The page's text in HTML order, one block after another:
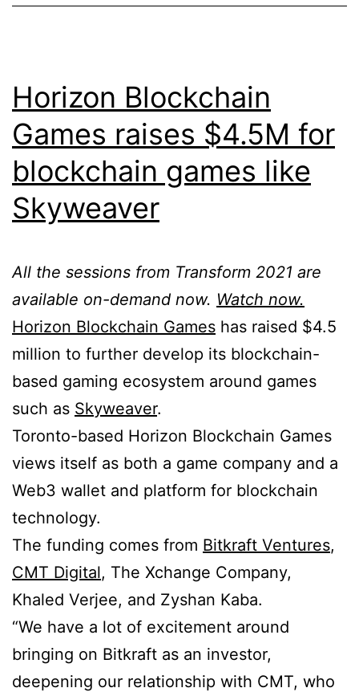
Horizon Blockchain
Games raises $4.5M for
blockchain games like
Skyweaver
All the sessions from Transform 2021 are
available on-demand now. Watch now.
Horizon Blockchain Games has raised $4.5
million to further develop its blockchain-
based gaming ecosystem around games
such as Skyweaver.
Toronto-based Horizon Blockchain Games
views itself as both a game company and a
Web3 wallet and platform for blockchain
technology.
The funding comes from Bitkraft Ventures,
CMT Digital, The Xchange Company,
Khaled Verjee, and Zyshan Kaba.
“We have a lot of excitement around
bringing on Bitkraft as an investor,
deepening our relationship with CMT, who